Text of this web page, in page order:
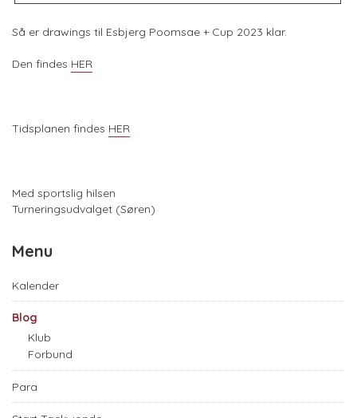
Så er drawings til Esbjerg Poomsae + Cup 2023 klar.
Den findes HER
Tidsplanen findes HER
Med sportslig hilsen
Turneringsudvalget (Søren)
Menu
Kalender
Blog
Klub
Forbund
Para